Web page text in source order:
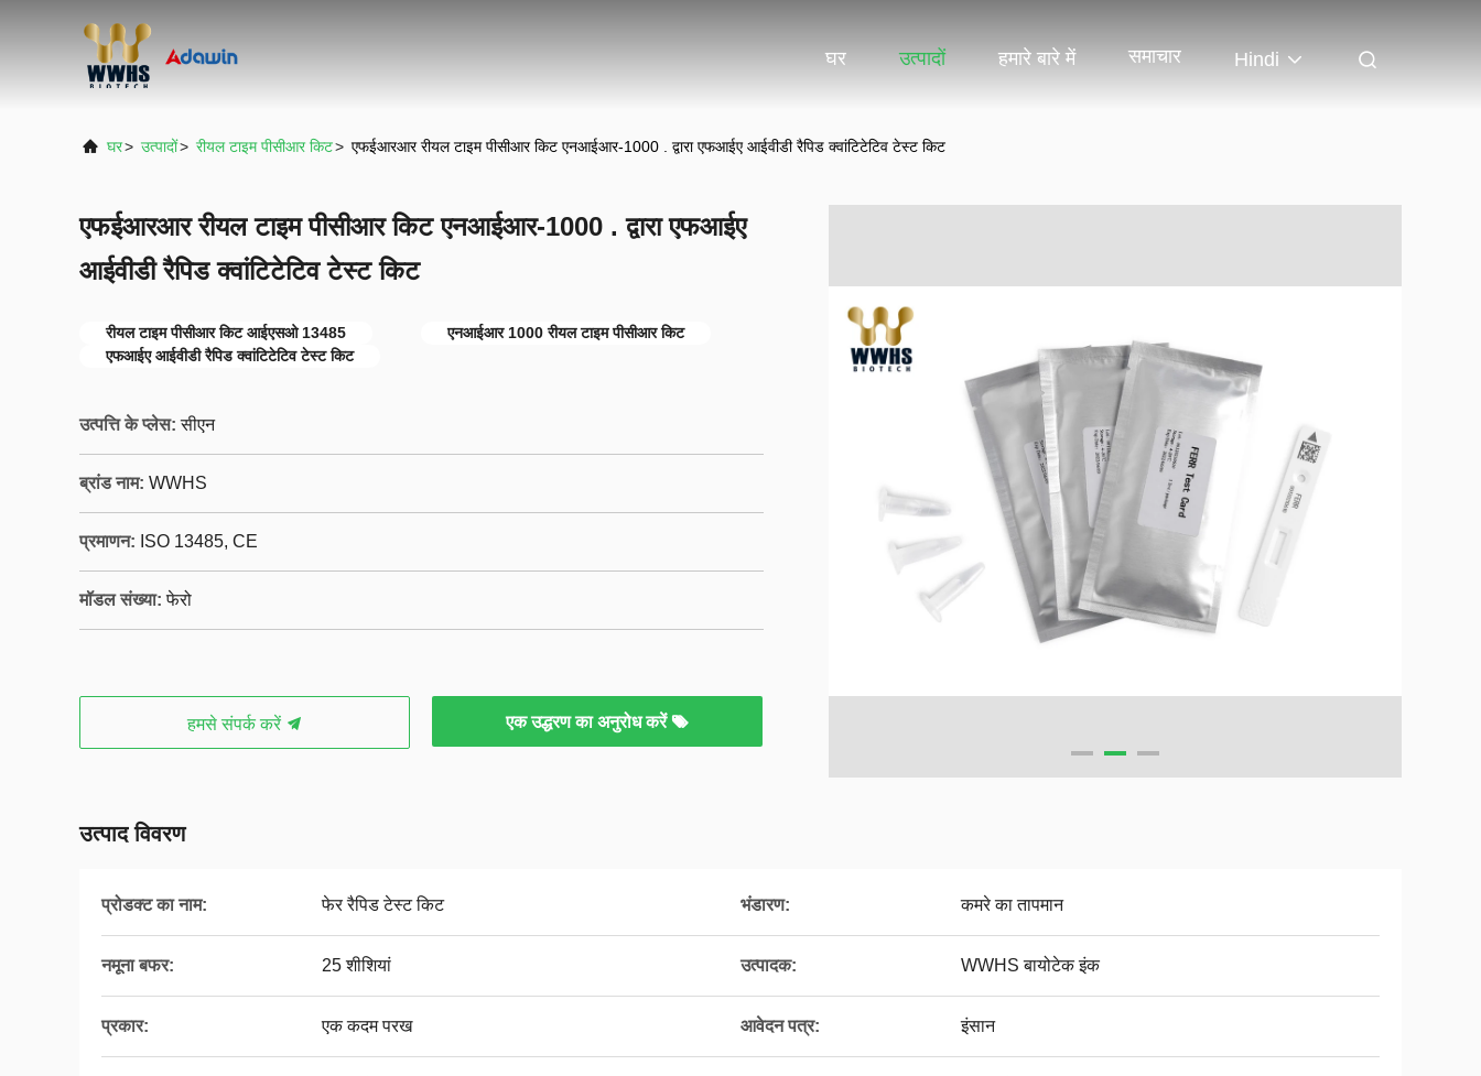
घर उत्पादों हमारे बारे में समाचार Hindi
घर> उत्पादों> रीयल टाइम पीसीआर किट> एफईआरआर रीयल टाइम पीसीआर किट एनआईआर-1000 . द्वारा एफआईए आईवीडी रैपिड क्वांटिटेटिव टेस्ट किट
एफईआरआर रीयल टाइम पीसीआर किट एनआईआर-1000 . द्वारा एफआईए
आईवीडी रैपिड क्वांटिटेटिव टेस्ट किट
रीयल टाइम पीसीआर किट आईएसओ 13485
एनआईआर 1000 रीयल टाइम पीसीआर किट
एफआईए आईवीडी रैपिड क्वांटिटेटिव टेस्ट किट
उत्पत्ति के प्लेस: सीएन
ब्रांड नाम: WWHS
प्रमाणन: ISO 13485, CE
मॉडल संख्या: फेरो
हमसे संपर्क करें एक उद्धरण का अनुरोध करें
उत्पाद विवरण
प्रोडक्ट का नाम: फेर रैपिड टेस्ट किट भंडारण: कमरे का तापमान
नमूना बफर: 25 शीशियां उत्पादक: WWHS बायोटेक इंक
प्रकार: एक कदम परख आवेदन पत्र: इंसान